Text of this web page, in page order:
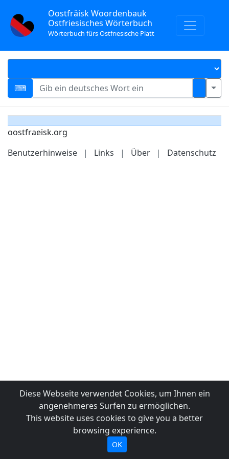
Oostfräisk Woordenbauk
Ostfriesisches Wörterbuch
Wörterbuch fürs Ostfriesische Platt
oostfraeisk.org
Benutzerhinweise
| Links | Über | Datenschutz
Diese Webseite verwendet Cookies, um Ihnen ein
angenehmeres Surfen zu ermöglichen.
This website uses cookies to give you a better
browsing experience.
OK